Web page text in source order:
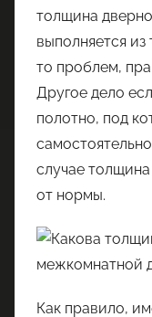
толщина
выполняется
то проблем,
Другое дело
полотно, под
случае
от нормы.
Как правило,